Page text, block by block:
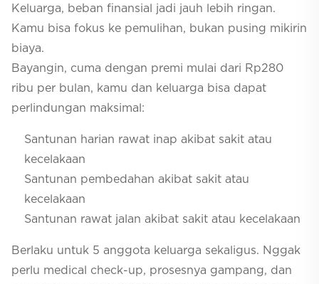
Keluarga, beban finansial jadi jauh lebih ringan.
Kamu bisa fokus ke pemulihan, bukan pusing mikirin
biaya.
Bayangin, cuma dengan premi mulai dari Rp280
ribu per bulan, kamu dan keluarga bisa dapat
perlindungan maksimal:
Santunan harian rawat inap akibat sakit atau
kecelakaan
Santunan pembedahan akibat sakit atau
kecelakaan
Santunan rawat jalan akibat sakit atau kecelakaan
Berlaku untuk 5 anggota keluarga sekaligus. Nggak
perlu medical check-up, prosesnya gampang, dan